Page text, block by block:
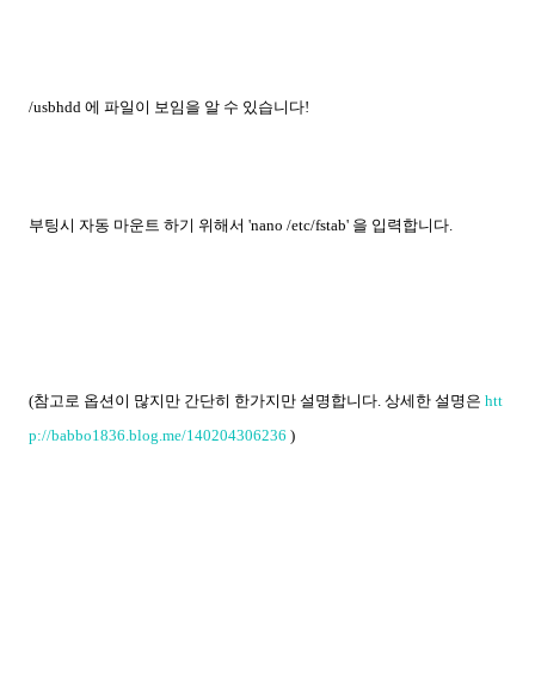
/usbhdd 에 파일이 보임을 알 수 있습니다!
부팅시 자동 마운트 하기 위해서 'nano /etc/fstab' 을 입력합니다.
(참고로 옵션이 많지만 간단히 한가지만 설명합니다. 상세한 설명은 htt
p://babbo1836.blog.me/140204306236 )